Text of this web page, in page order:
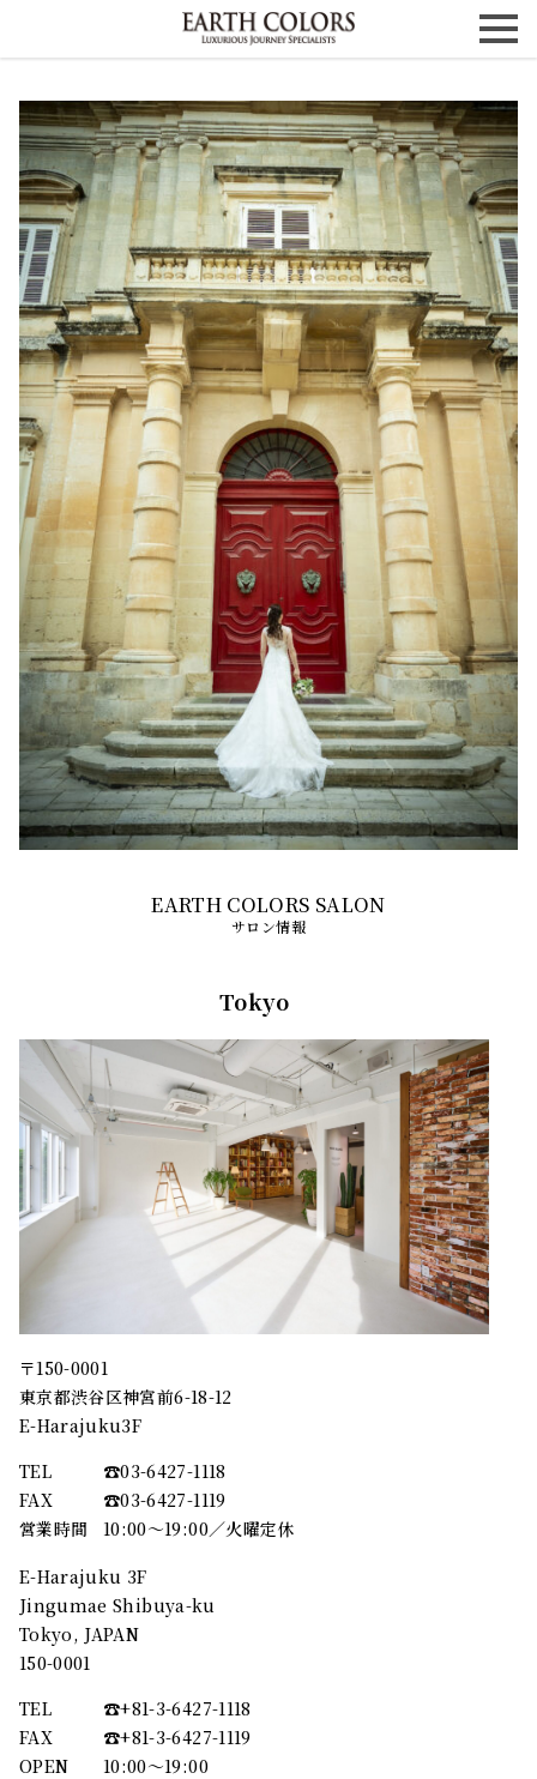
サロン情報
Tokyo
〒150-0001
東京都渋谷区神宮前6-18-12
E-Harajuku3F
TEL
☎︎03-6427-1118
FAX
☎︎03-6427-1119
営業時間
10:00～19:00／火曜定休
E-Harajuku 3F
Jingumae Shibuya-ku
Tokyo, JAPAN
150-0001
TEL
☎︎+81-3-6427-1118
FAX
☎︎+81-3-6427-1119
OPEN
10:00〜19:00